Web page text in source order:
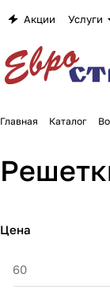
Акции Услуги
Главная Каталог
Цена